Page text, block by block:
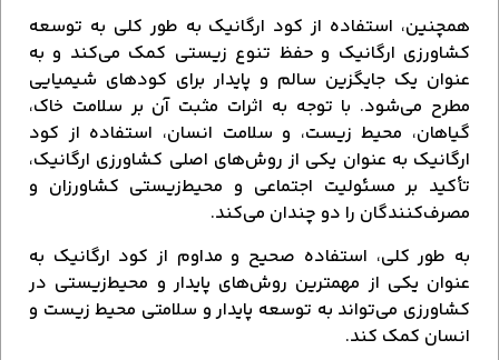
همچنین، استفاده از کود ارگانیک به طور کلی به توسعه
کشاورزی ارگانیک و حفظ تنوع زیستی کمک می‌کند و به
عنوان یک جایگزین سالم و پایدار برای کودهای شیمیایی
مطرح می‌شود. با توجه به اثرات مثبت آن بر سلامت خاک،
گیاهان، محیط زیست، و سلامت انسان، استفاده از کود
ارگانیک به عنوان یکی از روش‌های اصلی کشاورزی ارگانیک،
تأکید بر مسئولیت اجتماعی و محیط‌زیستی کشاورزان و
مصرف‌کنندگان را دو چندان می‌کند.
به طور کلی، استفاده صحیح و مداوم از کود ارگانیک به
عنوان یکی از مهمترین روش‌های پایدار و محیط‌زیستی در
کشاورزی می‌تواند به توسعه پایدار و سلامتی محیط زیست و
انسان کمک کند.